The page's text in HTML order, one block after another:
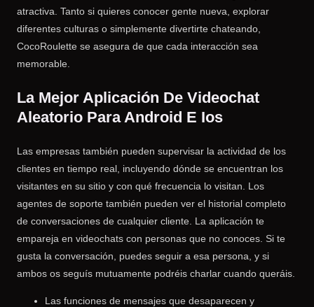
atractiva. Tanto si quieres conocer gente nueva, explorar
diferentes culturas o simplemente divertirte chateando,
CocoRoulette se asegura de que cada interacción sea
memorable.
La Mejor Aplicación De Videochat
Aleatorio Para Android E Ios
Las empresas también pueden supervisar la actividad de los
clientes en tiempo real, incluyendo dónde se encuentran los
visitantes en su sitio y con qué frecuencia lo visitan. Los
agentes de soporte también pueden ver el historial completo
de conversaciones de cualquier cliente. La aplicación te
empareja en videochats con personas que no conoces. Si te
gusta la conversación, puedes seguir a esa persona, y si
ambos os seguís mutuamente podréis charlar cuando queráis.
Las funciones de mensajes que desaparecen y